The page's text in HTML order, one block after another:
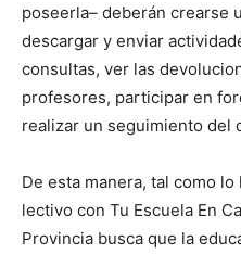
poseerla– deberán crearse
descargar y enviar
consultas, ver las
profesores, participar en
realizar un seguimiento del
De esta manera, tal como
lectivo con Tu Escuela En
Provincia busca que la